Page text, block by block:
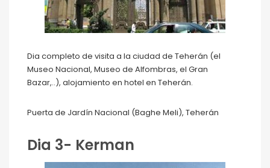
Dia completo de visita a la ciudad de Teherán (el
Museo Nacional, Museo de Alfombras, el Gran
Bazar,..), alojamiento en hotel en Teherán.
Puerta de Jardín Nacional (Baghe Meli), Teherán
Dia 3- Kerman